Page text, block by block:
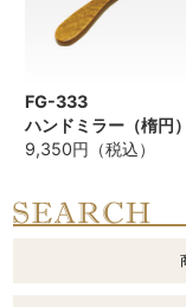
FG-333
ハンドミラー（楕円）
9,350円（税込）